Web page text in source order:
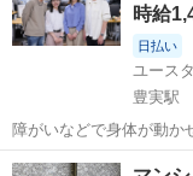
≫ 制服があるので、 毎...
時給
日払い
ユース
豊実駅
障がいなどで身体が動か
の生活を支援する、見守
新潟 東蒲原郡